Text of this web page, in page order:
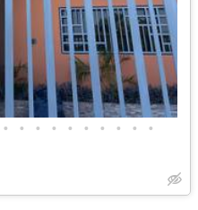
• • • • • • • • • •